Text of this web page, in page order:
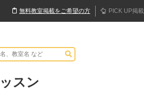
無料教室掲載をご希望の方 PICK UP掲載
スン